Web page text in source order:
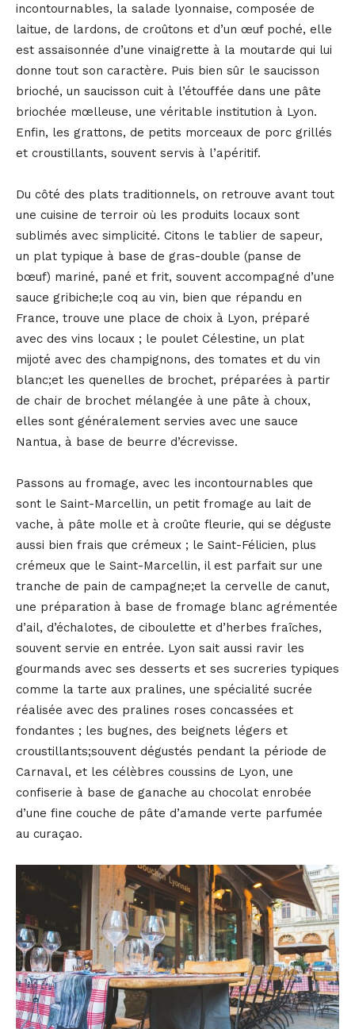
incontournables, la salade lyonnaise, composée de
laitue, de lardons, de croûtons et d’un œuf poché, elle
est assaisonnée d’une vinaigrette à la moutarde qui lui
donne tout son caractère. Puis bien sûr le saucisson
brioché, un saucisson cuit à l’étouffée dans une pâte
briochée mœlleuse, une véritable institution à Lyon.
Enfin, les grattons, de petits morceaux de porc grillés
et croustillants, souvent servis à l’apéritif.
Du côté des plats traditionnels, on retrouve avant tout
une cuisine de terroir où les produits locaux sont
sublimés avec simplicité. Citons le tablier de sapeur,
un plat typique à base de gras-double (panse de
bœuf) mariné, pané et frit, souvent accompagné d’une
sauce gribiche;le coq au vin, bien que répandu en
France, trouve une place de choix à Lyon, préparé
avec des vins locaux ; le poulet Célestine, un plat
mijoté avec des champignons, des tomates et du vin
blanc;et les quenelles de brochet, préparées à partir
de chair de brochet mélangée à une pâte à choux,
elles sont généralement servies avec une sauce
Nantua, à base de beurre d’écrevisse.
Passons au fromage, avec les incontournables que
sont le Saint-Marcellin, un petit fromage au lait de
vache, à pâte molle et à croûte fleurie, qui se déguste
aussi bien frais que crémeux ; le Saint-Félicien, plus
crémeux que le Saint-Marcellin, il est parfait sur une
tranche de pain de campagne;et la cervelle de canut,
une préparation à base de fromage blanc agrémentée
d’ail, d’échalotes, de ciboulette et d’herbes fraîches,
souvent servie en entrée. Lyon sait aussi ravir les
gourmands avec ses desserts et ses sucreries typiques
comme la tarte aux pralines, une spécialité sucrée
réalisée avec des pralines roses concassées et
fondantes ; les bugnes, des beignets légers et
croustillants;souvent dégustés pendant la période de
Carnaval, et les célèbres coussins de Lyon, une
confiserie à base de ganache au chocolat enrobée
d’une fine couche de pâte d’amande verte parfumée
au curaçao.